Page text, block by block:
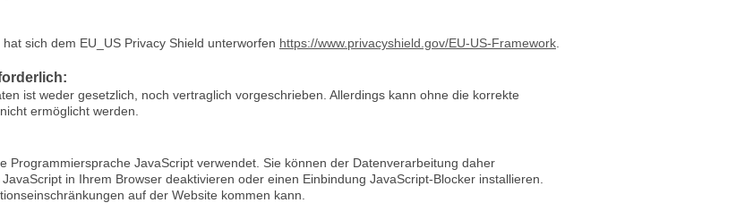
sich dem EU_US Privacy Shield unterworfen https://www.privacyshield.gov/EU-US-Framework
ist weder gesetzlich, noch vertraglich vorgeschrieben. Allerdings kann ohne die korrekte
ermöglicht werden.
Programmiersprache JavaScript verwendet. Sie können der Datenverarbeitung daher
in Ihrem Browser deaktivieren oder einen Einbindung JavaScript-Blocker installieren.
auf der Website kommen kann.